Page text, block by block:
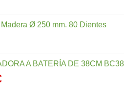
Ø 250 mm. 80 Dientes
A BATERÍA DE 38CM